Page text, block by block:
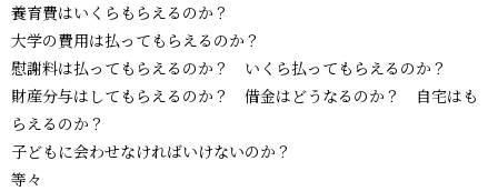
養育費はいくらもらえるのか？
大学の費用は払ってもらえるのか？
慰謝料は払ってもらえるのか？ いくら払ってもらえるのか？
財産分与はしてもらえるのか？ 借金はどうなるのか？ 自宅はも
らえるのか？
子どもに会わせなければいけないのか？
等々